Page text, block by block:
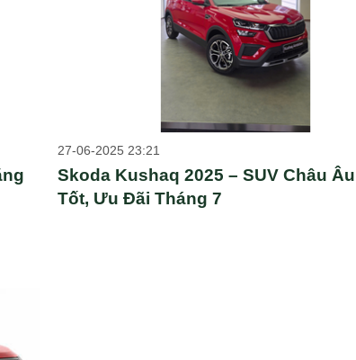
27-06-2025 23:21
Skoda Kushaq 2025 – SUV Châu
Tốt, Ưu Đãi Tháng 7